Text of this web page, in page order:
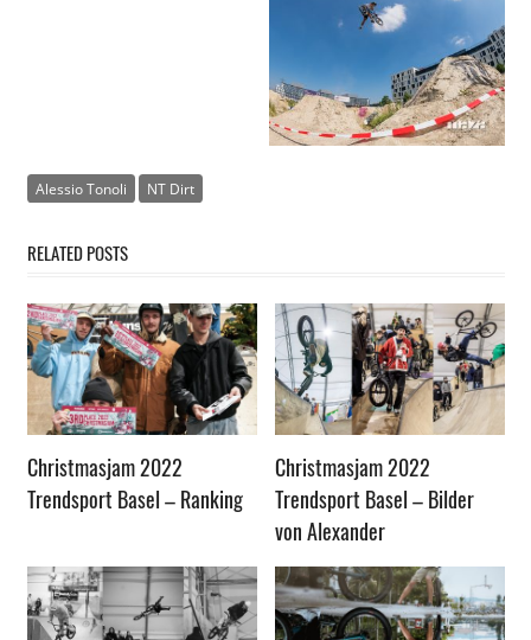
Alessio Tonoli NT Dirt
RELATED POSTS
Christmasjam 2022
Trendsport Basel – Ranking
Christmasjam 2022
Trendsport Basel – Bilder
von Alexander